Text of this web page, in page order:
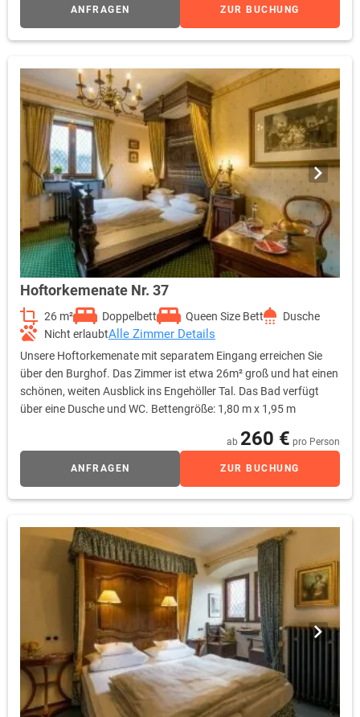
ANFRAGEN ZUR BUCHUNG
Hoftorkemenate Nr. 37
26 m² Doppelbett Queen Size Bett
Dusche
Nicht erlaubtAlle Zimmer Details
Unsere Hoftorkemenate mit separatem Eingang erreichen Sie
über den Burghof. Das Zimmer ist etwa 26m² groß und hat einen
schönen, weiten Ausblick ins Engehöller Tal. Das Bad verfügt
über eine Dusche und WC. Bettengröße: 1,80 m x 1,95 m
ab 260 € pro Person
ANFRAGEN ZUR BUCHUNG